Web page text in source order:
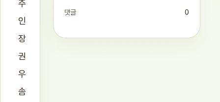
주
인
장
권
우
솜
댓글 0